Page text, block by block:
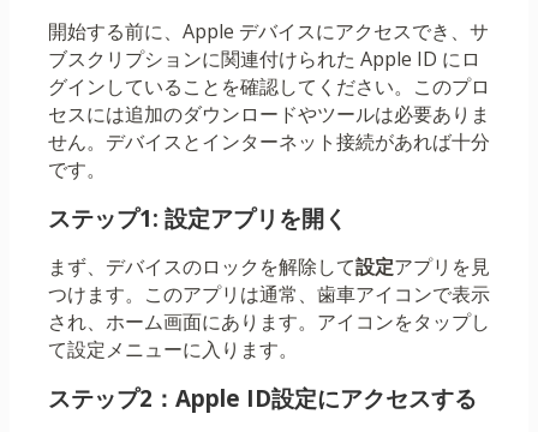
開始する前に、Apple デバイスにアクセスでき、サ
ブスクリプションに関連付けられた Apple ID にロ
グインしていることを確認してください。このプロ
セスには追加のダウンロードやツールは必要ありま
せん。デバイスとインターネット接続があれば十分
です。
ステップ1: 設定アプリを開く
まず、デバイスのロックを解除して設定アプリを見
つけます。このアプリは通常、歯車アイコンで表示
され、ホーム画面にあります。アイコンをタップし
て設定メニューに入ります。
ステップ2：Apple ID設定にアクセスする